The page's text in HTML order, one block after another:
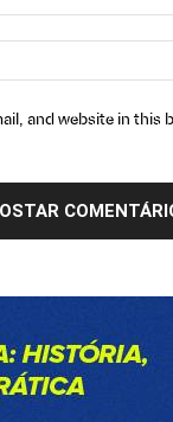
and website in this